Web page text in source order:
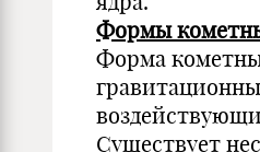
Формы
Форма
Существует